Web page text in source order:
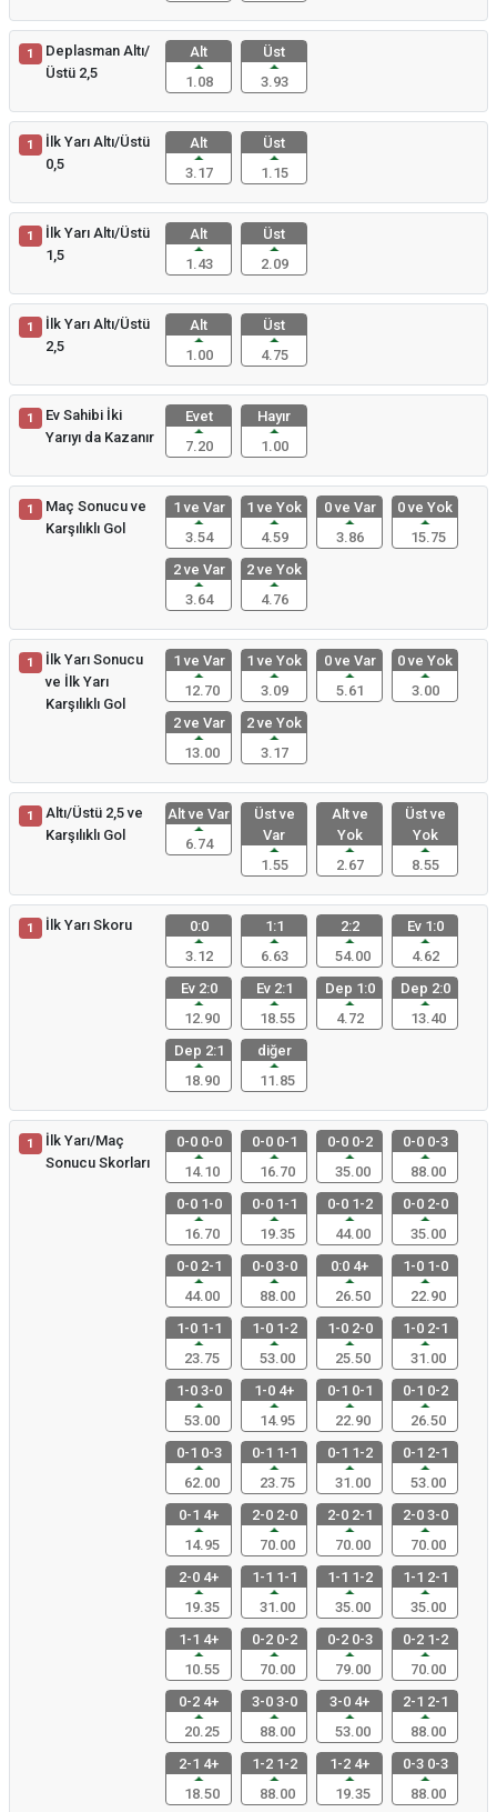
1
Deplasman Altı/
Üstü 2,5
Alt
1.08
Üst
3.93
1
İlk Yarı Altı/Üstü
0,5
Alt
3.17
Üst
1.15
1
İlk Yarı Altı/Üstü
1,5
Alt
1.43
Üst
2.09
1
İlk Yarı Altı/Üstü
2,5
Alt
1.00
Üst
4.75
1
Ev Sahibi İki
Yarıyı da Kazanır
Evet
7.20
Hayır
1.00
1
Maç Sonucu ve
Karşılıklı Gol
1 ve Var
3.54
1 ve Yok
4.59
0 ve Var
3.86
0 ve Yok
15.75
2 ve Var
3.64
2 ve Yok
4.76
1
İlk Yarı Sonucu
ve İlk Yarı
Karşılıklı Gol
1 ve Var
12.70
1 ve Yok
3.09
0 ve Var
5.61
0 ve Yok
3.00
2 ve Var
13.00
2 ve Yok
3.17
1
Altı/Üstü 2,5 ve
Karşılıklı Gol
Alt ve Var
6.74
Üst ve
Var
1.55
Alt ve
Yok
2.67
Üst ve
Yok
8.55
1 İlk Yarı Skoru
0:0
3.12
1:1
6.63
2:2
54.00
Ev 1:0
4.62
Ev 2:0
12.90
Ev 2:1
18.55
Dep 1:0
4.72
Dep 2:0
13.40
Dep 2:1
18.90
diğer
11.85
1
İlk Yarı/Maç
Sonucu Skorları
0-0 0-0
14.10
0-0 0-1
16.70
0-0 0-2
35.00
0-0 0-3
88.00
0-0 1-0
16.70
0-0 1-1
19.35
0-0 1-2
44.00
0-0 2-0
35.00
0-0 2-1
44.00
0-0 3-0
88.00
0:0 4+
26.50
1-0 1-0
22.90
1-0 1-1
23.75
1-0 1-2
53.00
1-0 2-0
25.50
1-0 2-1
31.00
1-0 3-0
53.00
1-0 4+
14.95
0-1 0-1
22.90
0-1 0-2
26.50
0-1 0-3
62.00
0-1 1-1
23.75
0-1 1-2
31.00
0-1 2-1
53.00
0-1 4+
14.95
2-0 2-0
70.00
2-0 2-1
70.00
2-0 3-0
70.00
2-0 4+
19.35
1-1 1-1
31.00
1-1 1-2
35.00
1-1 2-1
35.00
1-1 4+
10.55
0-2 0-2
70.00
0-2 0-3
79.00
0-2 1-2
70.00
0-2 4+
20.25
3-0 3-0
88.00
3-0 4+
53.00
2-1 2-1
88.00
2-1 4+
18.50
1-2 1-2
88.00
1-2 4+
19.35
0-3 0-3
88.00